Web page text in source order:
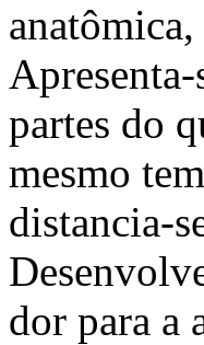
partes do
mesmo
distancia-
dor para a